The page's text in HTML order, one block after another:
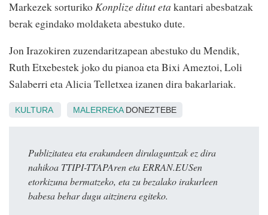
Markezek sorturiko Konplize ditut eta kantari abesbatzak
berak egindako moldaketa abestuko dute.
Jon Irazokiren zuzendaritzapean abestuko du Mendik,
Ruth Etxebestek joko du pianoa eta Bixi Ameztoi, Loli
Salaberri eta Alicia Telletxea izanen dira bakarlariak.
KULTURA MALERREKADONEZTEBE
Publizitatea eta erakundeen dirulaguntzak ez dira
nahikoa TTIPI-TTAPAren eta ERRAN.EUSen
etorkizuna bermatzeko, eta zu bezalako irakurleen
babesa behar dugu aitzinera egiteko.